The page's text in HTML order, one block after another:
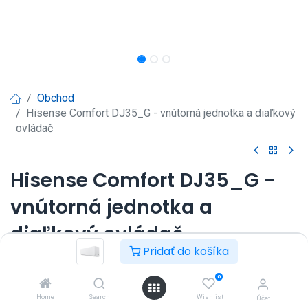
Pridať do košíka
Home Search
0
Wishlist Účet
Obchod
Hisense Comfort DJ35_G - vnútorná jednotka a diaľkový
ovládač
Hisense Comfort DJ35_G -
vnútorná jednotka a
diaľkový ovládač
Nástenná klimatizácia Hisense Comfort 3,5kW.
Prihlásenie | Registrácia
pre